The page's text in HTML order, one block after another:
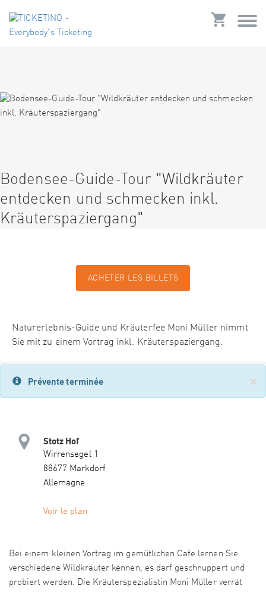
Bodensee-Guide-Tour "Wildkräuter
entdecken und schmecken inkl.
Kräuterspaziergang"
ACHETER LES BILLETS
Naturerlebnis-Guide und Kräuterfee Moni Müller nimmt
Sie mit zu einem Vortrag inkl. Kräuterspaziergang.
×
Prévente terminée
Stotz Hof
Wirrensegel 1
88677 Markdorf
Allemagne
Voir le plan
Bei einem kleinen Vortrag im gemütlichen Cafe lernen Sie
verschiedene Wildkräuter kennen, es darf geschnuppert und
probiert werden. Die Kräuterspezialistin Moni Müller verrät